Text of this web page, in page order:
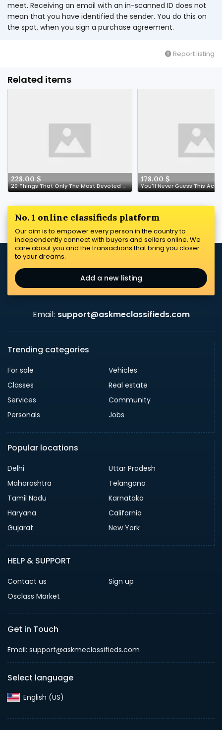
meet. Receiving an email with an in-scanned ID does not
mean that you have identified the sender. You do this on
the spot, when you sign a purchase agreement.
Report listing
Related items
228.00 $
20 Things That Only The Most Devoted Find Accident Lawyer Fans Understand
178.00 $
No. 1 online classifieds platform
Our aim is to empower every person in the country to
independently connect with buyers and sellers online. We
care about you and the transactions that bring you closer
to your dreams.
Add a new listing
Email: support@askmeclassifieds.com
Trending categories
For sale
Vehicles
Classes
Real estate
Services
Community
Personals
Jobs
Popular locations
Delhi
Uttar Pradesh
Maharashtra
Telangana
Tamil Nadu
Karnataka
Haryana
California
Gujarat
New York
HELP & SUPPORT
Contact us
Sign up
Osclass Market
Get in Touch
Email: support@askmeclassifieds.com
Select language
English (US)‎